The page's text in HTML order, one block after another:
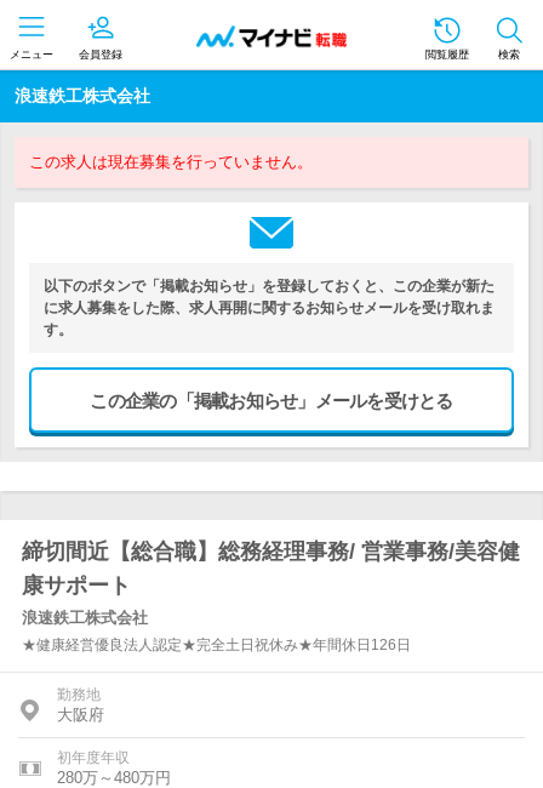
メニュー 会員登録 閲覧履歴 検索
浪速鉄工株式会社
この求人は現在募集を行っていません。
以下のボタンで「掲載お知らせ」を登録しておくと、この企業が新た
に求人募集をした際、求人再開に関するお知らせメールを受け取れま
す。
この企業の「掲載お知らせ」メールを受けとる
締切間近【総合職】総務経理事務/ 営業事務/美容健
康サポート
浪速鉄工株式会社
★健康経営優良法人認定★完全土日祝休み★年間休日126日
勤務地
大阪府
初年度年収
280万～480万円